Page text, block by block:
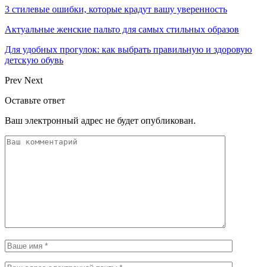
3 стилевые ошибки, которые крадут вашу уверенность
Актуальные женские пальто для самых стильных образов
Для удобных прогулок: как выбрать правильную и здоровую
детскую обувь
Prev Next
Оставьте ответ
Ваш электронный адрес не будет опубликован.